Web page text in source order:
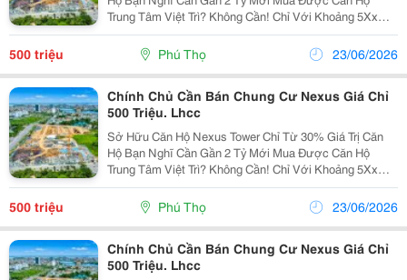
Trung Tâm Việt Trì? Không Cần! Chỉ Với Khoảng 5Xx
Triệu Đồng (30%), Anh/Chị Đã Có Thể Sở Hữu Căn Hộ
Tại Nexus Tower: Diện Tích 46.8M&Sup2; Tầng...
500 triệu Phú Thọ 23/06/2026
Chính Chủ Cần Bán Chung Cư Nexus Giá Chỉ
500 Triệu. Lhcc
Sở Hữu Căn Hộ Nexus Tower Chỉ Từ 30% Giá Trị Căn
Hộ Bạn Nghĩ Cần Gần 2 Tỷ Mới Mua Được Căn Hộ
Trung Tâm Việt Trì? Không Cần! Chỉ Với Khoảng 5Xx
Triệu Đồng (30%), Anh/Chị Đã Có Thể Sở Hữu Căn Hộ
Tại Nexus Tower: Diện Tích 46.8M&Sup2; Tầng...
500 triệu Phú Thọ 23/06/2026
Chính Chủ Cần Bán Chung Cư Nexus Giá Chỉ
500 Triệu. Lhcc